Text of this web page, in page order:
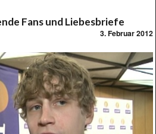
Fans und Liebesbriefe
3. Februar 2012